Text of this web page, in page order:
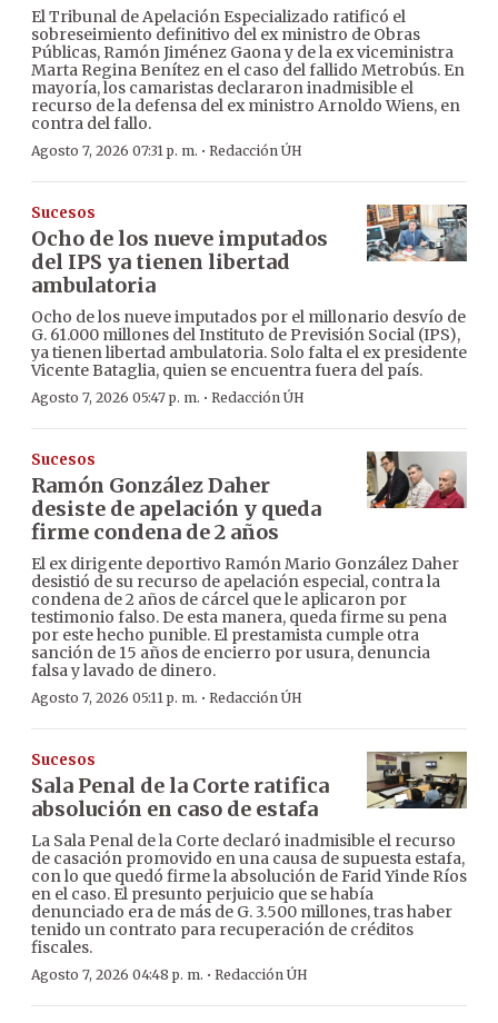
El Tribunal de Apelación Especializado ratificó el
sobreseimiento definitivo del ex ministro de Obras
Públicas, Ramón Jiménez Gaona y de la ex viceministra
Marta Regina Benítez en el caso del fallido Metrobús. En
mayoría, los camaristas declararon inadmisible el
recurso de la defensa del ex ministro Arnoldo Wiens, en
contra del fallo.
Agosto 7, 2026 07:31 p. m. · Redacción ÚH
Sucesos
Ocho de los nueve imputados
del IPS ya tienen libertad
ambulatoria
Ocho de los nueve imputados por el millonario desvío de
G. 61.000 millones del Instituto de Previsión Social (IPS),
ya tienen libertad ambulatoria. Solo falta el ex presidente
Vicente Bataglia, quien se encuentra fuera del país.
Agosto 7, 2026 05:47 p. m. · Redacción ÚH
Sucesos
Ramón González Daher
desiste de apelación y queda
firme condena de 2 años
El ex dirigente deportivo Ramón Mario González Daher
desistió de su recurso de apelación especial, contra la
condena de 2 años de cárcel que le aplicaron por
testimonio falso. De esta manera, queda firme su pena
por este hecho punible. El prestamista cumple otra
sanción de 15 años de encierro por usura, denuncia
falsa y lavado de dinero.
Agosto 7, 2026 05:11 p. m. · Redacción ÚH
Sucesos
Sala Penal de la Corte ratifica
absolución en caso de estafa
La Sala Penal de la Corte declaró inadmisible el recurso
de casación promovido en una causa de supuesta estafa,
con lo que quedó firme la absolución de Farid Yinde Ríos
en el caso. El presunto perjuicio que se había
denunciado era de más de G. 3.500 millones, tras haber
tenido un contrato para recuperación de créditos
fiscales.
Agosto 7, 2026 04:48 p. m. · Redacción ÚH